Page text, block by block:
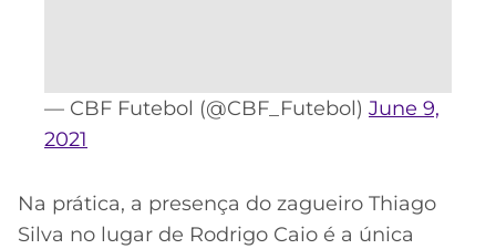
— CBF Futebol (@CBF_Futebol) June 9,
2021
Na prática, a presença do zagueiro Thiago
Silva no lugar de Rodrigo Caio é a única